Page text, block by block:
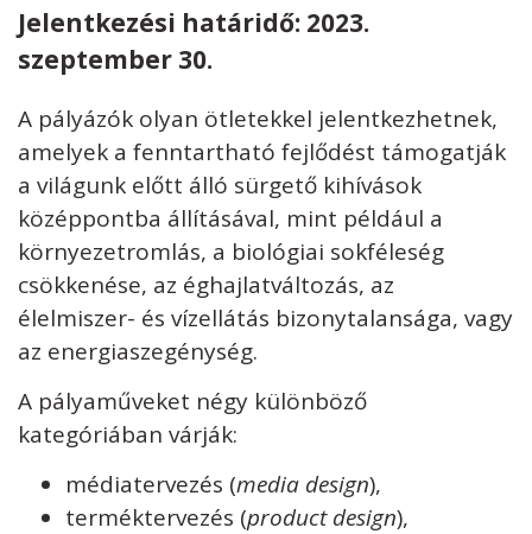
Jelentkezési határidő: 2023.
szeptember 30.
A pályázók olyan ötletekkel jelentkezhetnek,
amelyek a fenntartható fejlődést támogatják
a világunk előtt álló sürgető kihívások
középpontba állításával, mint például a
környezetromlás, a biológiai sokféleség
csökkenése, az éghajlatváltozás, az
élelmiszer- és vízellátás bizonytalansága, vagy
az energiaszegénység.
A pályaműveket négy különböző
kategóriában várják:
médiatervezés (media design),
terméktervezés (product design),